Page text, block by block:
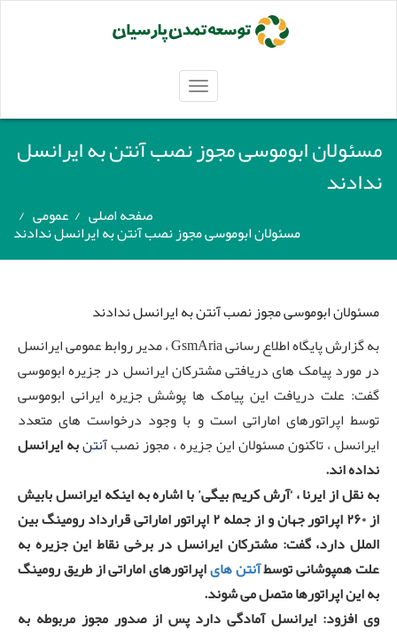
TOGGLE
NAVIGATION
مسئولان ابوموسی مجوز نصب آنتن به ایرانسل
ندادند
صفحه اصلی / عمومی /
مسئولان ابوموسی مجوز نصب آنتن به ایرانسل ندادند
مسئولان ابوموسی مجوز نصب آنتن به ایرانسل ندادند
به گزارش پایگاه اطلاع رسانی GsmAria ، مدیر روابط عمومی ایرانسل
در مورد پیامک های دریافتی مشترکان ایرانسل در جزیره ابوموسی
گفت: علت دریافت این پیامک ها پوشش جزیره ایرانی ابوموسی
توسط اپراتورهای اماراتی است و با وجود درخواست های متعدد
ایرانسل ، تاکنون مسئولان این جزیره ، ‌مجوز نصبآنتنبه ایرانسل
نداده اند.
به نقل از ایرنا ، ‘آرش کریم بیگی’ ‌با اشاره به اینکه ایرانسل بابیش
از ۲۶۰ اپراتور جهان و از جمله ۲ اپراتور اماراتی قرارداد رومینگ بین
الملل دارد، گفت: مشترکان ایرانسل در برخی نقاط این جزیره به
علت همپوشانی توسطآنتن هایاپراتورهای اماراتی از طریق رومینگ
به این اپراتورها متصل می شوند.
وی افزود: ایرانسل آمادگی دارد پس از صدور مجوز مربوطه به